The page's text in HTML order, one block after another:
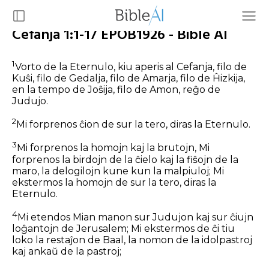
Cefanja 1:1-17 EPOB1926 - Bible AI
1Vorto de la Eternulo, kiu aperis al Cefanja, filo de
Kuŝi, filo de Gedalja, filo de Amarja, filo de Ĥizkija,
en la tempo de Joŝija, filo de Amon, reĝo de
Judujo.
2 Mi forprenos ĉion de sur la tero, diras la Eternulo.
3 Mi forprenos la homojn kaj la brutojn, Mi
forprenos la birdojn de la ĉielo kaj la fiŝojn de la
maro, la delogilojn kune kun la malpiuloj; Mi
ekstermos la homojn de sur la tero, diras la
Eternulo.
4Mi etendos Mian manon sur Judujon kaj sur ĉiujn
loĝantojn de Jerusalem; Mi ekstermos de ĉi tiu
loko la restaĵon de Baal, la nomon de la idolpastroj
kaj ankaŭ de la pastroj;